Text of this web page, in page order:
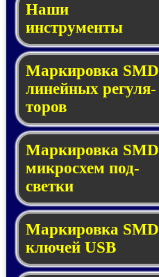
Наши
инструменты
Маркировка SMD
ли­ней­ных ре­гу­ля­
то­ров
Маркировка SMD
мик­ро­схем под­
свет­ки
Маркировка SMD
клю­чей USB